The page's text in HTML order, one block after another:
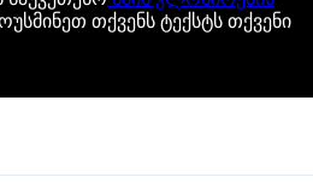
თქვენს ტექსტს თქვენი